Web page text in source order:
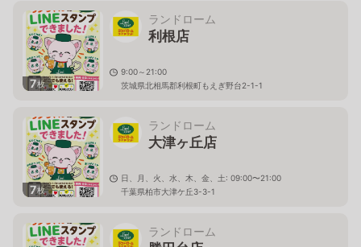
7枚
ランドローム
利根店
9:00～21:00
茨城県北相馬郡利根町もえぎ野台2-1-1
7枚
ランドローム
大津ヶ丘店
日、月、火、水、木、金、土: 09:00〜21:00
千葉県柏市大津ケ丘3-3-1
ランドローム